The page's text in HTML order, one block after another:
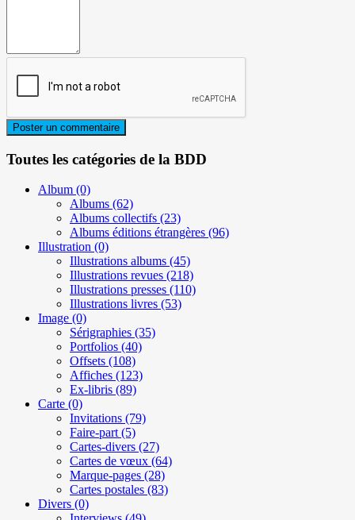
Toutes les catégories de la BDD
Album (0)
Albums (62)
Albums collectifs (23)
Albums éditions étrangères (96)
Illustration (0)
Illustrations albums (45)
Illustrations revues (218)
Illustrations presses (110)
Illustrations livres (53)
Image (0)
Sérigraphies (35)
Portfolios (40)
Offsets (108)
Affiches (123)
Ex-libris (89)
Carte (0)
Invitations (79)
Faire-part(5)
Cartes-divers (27)
Cartes de vœux (64)
Marque-pages (28)
Cartes postales (83)
Divers (0)